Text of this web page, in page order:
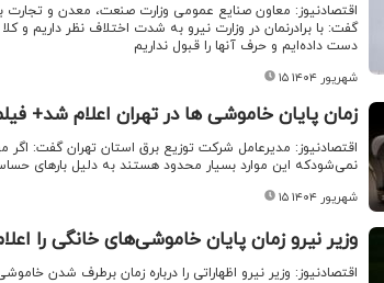
اقتصادنیوز: معاون‌ صنایع عمومی وزارت صنعت، معدن و تجارت
گفت: ‌با برادرنمان در وزارت نیرو به شدت‌ اختلاف نظر داریم و
دست داده‌ایم و حرف آنها را قبول نداریم
۱۵ شهریور ۱۴۰۴
زمان پایان خاموشی ها در تهران اعلام شد+
اقتصادنیوز: مدیرعامل شرکت توزیع برق استان تهران گفت: اگر
نمی‌شودکه این موارد بسیار محدود هستند به دلیل بار‌های
۱۵ شهریور ۱۴۰۴
وزیر نیرو زمان پایان خاموشی‌های خانگی را
اقتصادنیوز: وزیر نیرو اظهاراتی را درباره زمان برطرف شدن